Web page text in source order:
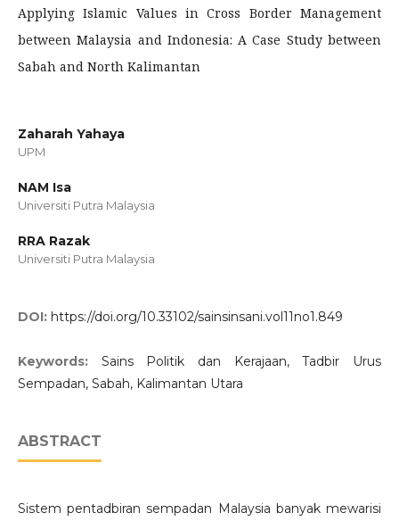
Applying Islamic Values in Cross Border Management
between Malaysia and Indonesia: A Case Study between
Sabah and North Kalimantan
Zaharah Yahaya
UPM
NAM Isa
Universiti Putra Malaysia
RRA Razak
Universiti Putra Malaysia
DOI: https://doi.org/10.33102/sainsinsani.vol11no1.849
Keywords: Sains Politik dan Kerajaan, Tadbir Urus
Sempadan, Sabah, Kalimantan Utara
ABSTRACT
Sistem pentadbiran sempadan Malaysia banyak mewarisi